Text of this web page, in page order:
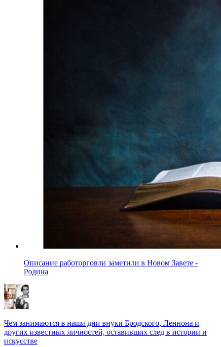
Описание работорговли заметили в Новом Завете -
Родина
Чем занимаются в наши дни внуки Бродского, Леннона и
других известных личностей, оставивших след в истории и
искусстве